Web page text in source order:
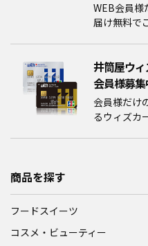
WEB会員様
届け無料で
井筒屋ウ
会員様募集
会員様だけ
るウィズカ
商品を探す
フードスイーツ
コスメ・ビューティー